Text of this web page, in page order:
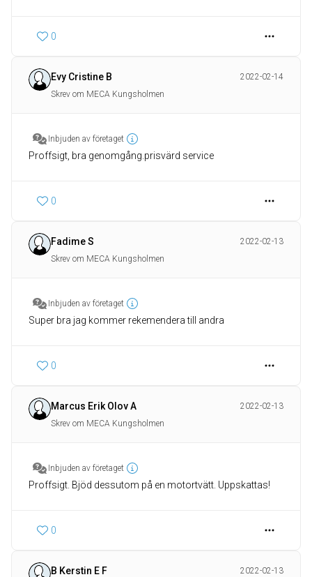
0
Evy Cristine B
2022-02-14
Skrev om MECA Kungsholmen
Inbjuden av företaget
Proffsigt, bra genomgång.prisvärd service
0
Fadime S
2022-02-13
Skrev om MECA Kungsholmen
Inbjuden av företaget
Super bra jag kommer rekemendera till andra
0
Marcus Erik Olov A
2022-02-13
Skrev om MECA Kungsholmen
Inbjuden av företaget
Proffsigt. Bjöd dessutom på en motortvätt. Uppskattas!
0
B Kerstin E F
2022-02-13